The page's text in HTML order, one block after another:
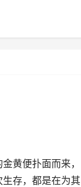
黄便扑面而来，
存，都是在为其